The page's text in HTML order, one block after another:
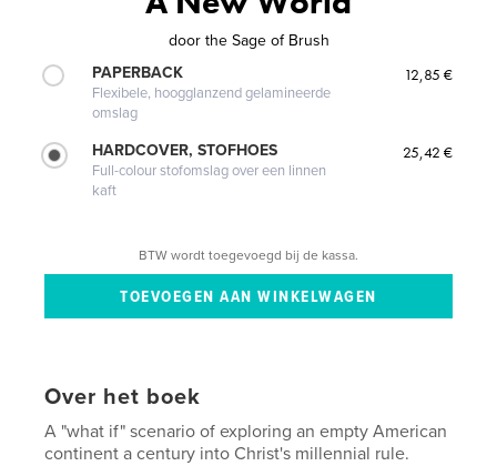
door the Sage of Brush
PAPERBACK
Flexibele, hoogglanzend gelamineerde
omslag
12,85 €
HARDCOVER, STOFHOES
Full-colour stofomslag over een linnen
kaft
25,42 €
BTW wordt toegevoegd bij de kassa.
Over het boek
A "what if" scenario of exploring an empty American
continent a century into Christ's millennial rule.